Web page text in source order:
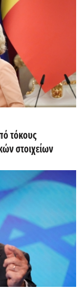
τόκους
στοιχείων